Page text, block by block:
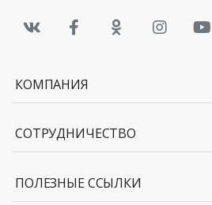
КОМПАНИЯ
СОТРУДНИЧЕСТВО
ПОЛЕЗНЫЕ ССЫЛКИ